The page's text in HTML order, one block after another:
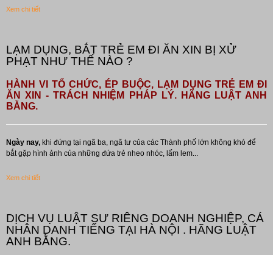
Xem chi tiết
LẠM DỤNG, BẮT TRẺ EM ĐI ĂN XIN BỊ XỬ
PHẠT NHƯ THẾ NÀO ?
HÀNH VI TỔ CHỨC, ÉP BUỘC, LẠM DỤNG TRẺ EM ĐI
ĂN XIN - TRÁCH NHIỆM PHÁP LÝ. HÃNG LUẬT ANH
BẰNG.
Ngày nay, khi đứng tại ngã ba, ngã tư của các Thành phố lớn không khó để
bắt gặp hình ảnh của những đứa trẻ nheo nhóc, lấm lem...
Xem chi tiết
DỊCH VỤ LUẬT SƯ RIÊNG DOANH NGHIỆP, CÁ
NHÂN DANH TIẾNG TẠI HÀ NỘI . HÃNG LUẬT
ANH BẰNG.